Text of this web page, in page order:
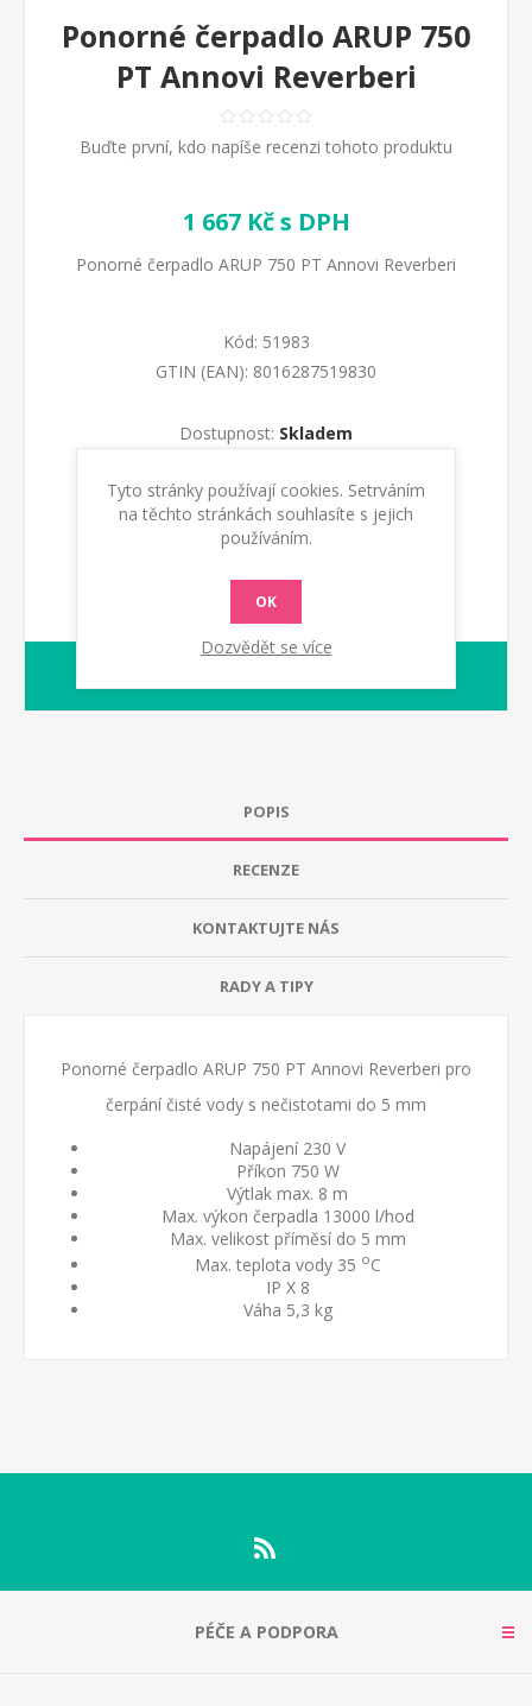
Ponorné čerpadlo ARUP 750
PT Annovi Reverberi
Buďte první, kdo napíše recenzi tohoto produktu
1 667 Kč s DPH
Ponorné čerpadlo ARUP 750 PT Annovi Reverberi
Kód: 51983
GTIN (EAN): 8016287519830
Dostupnost: Skladem
KOUPIT
POPIS
RECENZE
KONTAKTUJTE NÁS
RADY A TIPY
Ponorné čerpadlo ARUP 750 PT Annovi Reverberi pro
čerpání čisté vody s nečistotami do 5 mm
Napájení 230 V
Příkon 750 W
Výtlak max. 8 m
Max. výkon čerpadla 13000 l/hod
Max. velikost příměsí do 5 mm
Max. teplota vody 35 oC
IP X 8
Váha 5,3 kg
PÉČE A PODPORA
Tyto stránky používají cookies. Setrváním
na těchto stránkách souhlasíte s jejich
používáním.
OK
Dozvědět se více